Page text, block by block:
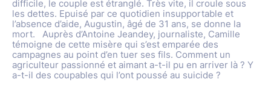
difficile, le couple est étranglé. Très vite, il croule sous
les dettes. Epuisé par ce quotidien insupportable et
l’absence d’aide, Augustin, âgé de 31 ans, se donne la
mort. Auprès d’Antoine Jeandey, journaliste, Camille
témoigne de cette misère qui s’est emparée des
campagnes au point d’en tuer ses fils. Comment un
agriculteur passionné et aimant a-t-il pu en arriver là ? Y
a-t-il des coupables qui l’ont poussé au suicide ?